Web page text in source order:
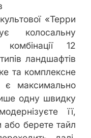
«Терри
колосальну
комбінації 12
ландшафтів
та комплексне
є максимально
одну швидку
її,
або берете тайл